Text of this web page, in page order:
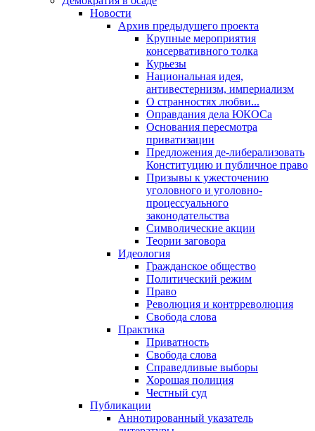
Новости
Архив предыдущего проекта
Крупные мероприятия
консервативного толка
Курьезы
Национальная идея,
антивестернизм, империализм
О странностях любви...
Оправдания дела ЮКОСа
Основания пересмотра
приватизации
Предложения де-либерализовать
Конституцию и публичное право
Призывы к ужесточению
уголовного и уголовно-
процессуального
законодательства
Символические акции
Теории заговора
Идеология
Гражданское общество
Политический режим
Право
Революция и контрреволюция
Свобода слова
Практика
Приватность
Свобода слова
Справедливые выборы
Хорошая полиция
Честный суд
Публикации
Аннотированный указатель